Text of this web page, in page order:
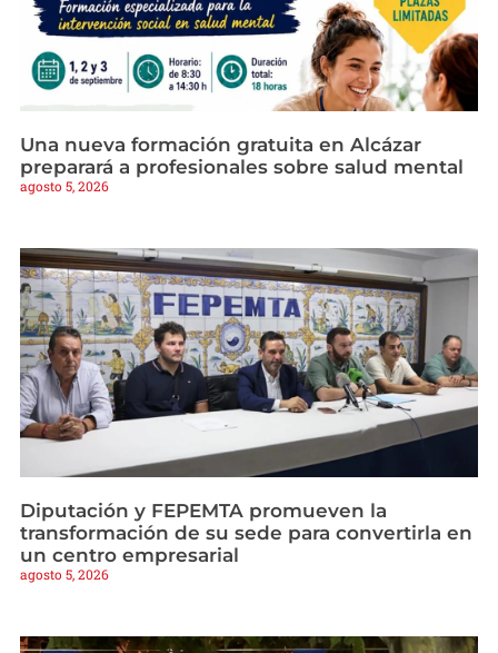
Una nueva formación gratuita en Alcázar
preparará a profesionales sobre salud mental
agosto 5, 2026
Diputación y FEPEMTA promueven la
transformación de su sede para convertirla en
un centro empresarial
agosto 5, 2026